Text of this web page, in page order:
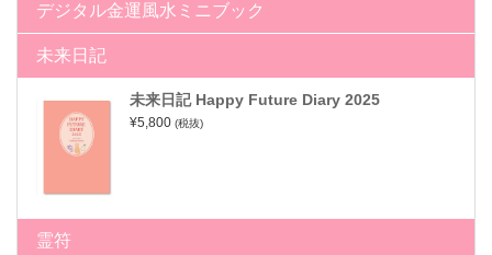
デジタル金運風水ミニブック
未来日記
未来日記 Happy Future Diary 2025
¥5,800 (税抜)
霊符